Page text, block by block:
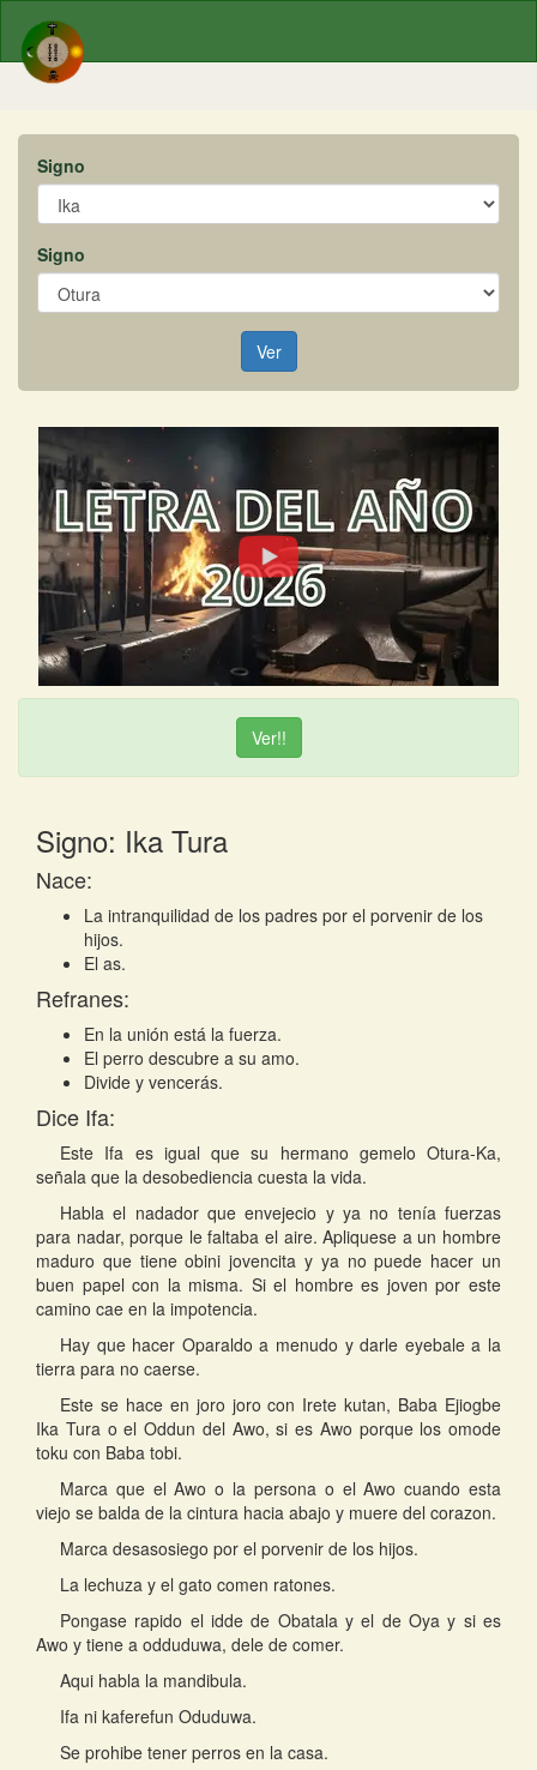
Signo
Signo
Ver
Ver!!
Signo: Ika Tura
Nace:
La intranquilidad de los padres por el porvenir de los
hijos.
El as.
Refranes:
En la unión está la fuerza.
El perro descubre a su amo.
Divide y vencerás.
Dice Ifa:
Este Ifa es igual que su hermano gemelo Otura-Ka,
señala que la desobediencia cuesta la vida.
Habla el nadador que envejecio y ya no tenía fuerzas
para nadar, porque le faltaba el aire. Apliquese a un hombre
maduro que tiene obini jovencita y ya no puede hacer un
buen papel con la misma. Si el hombre es joven por este
camino cae en la impotencia.
Hay que hacer Oparaldo a menudo y darle eyebale a la
tierra para no caerse.
Este se hace en joro joro con Irete kutan, Baba Ejiogbe
Ika Tura o el Oddun del Awo, si es Awo porque los omode
toku con Baba tobi.
Marca que el Awo o la persona o el Awo cuando esta
viejo se balda de la cintura hacia abajo y muere del corazon.
Marca desasosiego por el porvenir de los hijos.
La lechuza y el gato comen ratones.
Pongase rapido el idde de Obatala y el de Oya y si es
Awo y tiene a odduduwa, dele de comer.
Aqui habla la mandibula.
Ifa ni kaferefun Oduduwa.
Se prohibe tener perros en la casa.